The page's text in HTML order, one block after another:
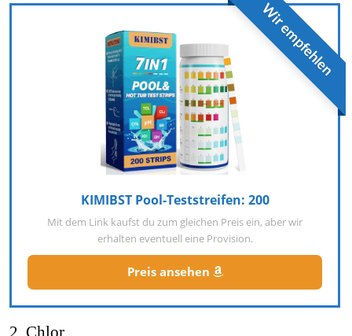
Wir empfehlen
KIMIBST Pool-Teststreifen: 200
Mit dem Link kaufst du zum gleichen Preis ein, aber wir
erhalten eventuell eine Provision.
Preis ansehen
2. Chlor